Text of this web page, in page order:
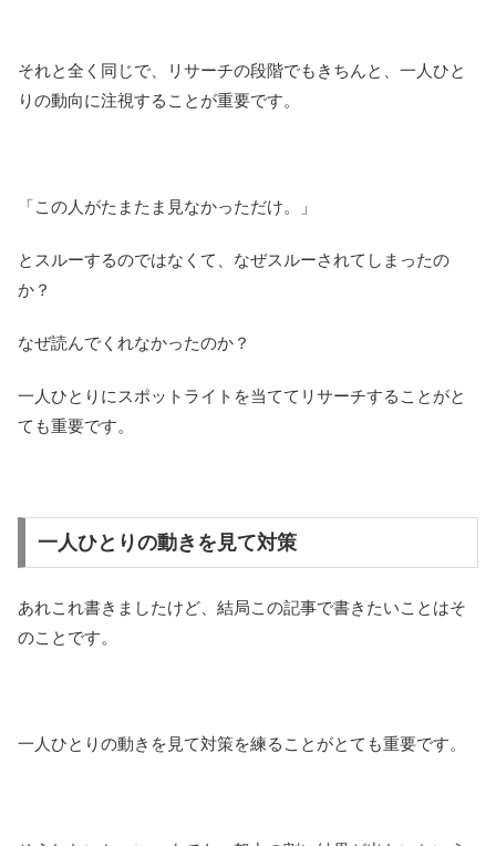
それと全く同じで、リサーチの段階でもきちんと、一人ひと
りの動向に注視することが重要です。
「この人がたまたま見なかっただけ。」
とスルーするのではなくて、なぜスルーされてしまったの
か？
なぜ読んでくれなかったのか？
一人ひとりにスポットライトを当ててリサーチすることがと
ても重要です。
一人ひとりの動きを見て対策
あれこれ書きましたけど、結局この記事で書きたいことはそ
のことです。
一人ひとりの動きを見て対策を練ることがとても重要です。